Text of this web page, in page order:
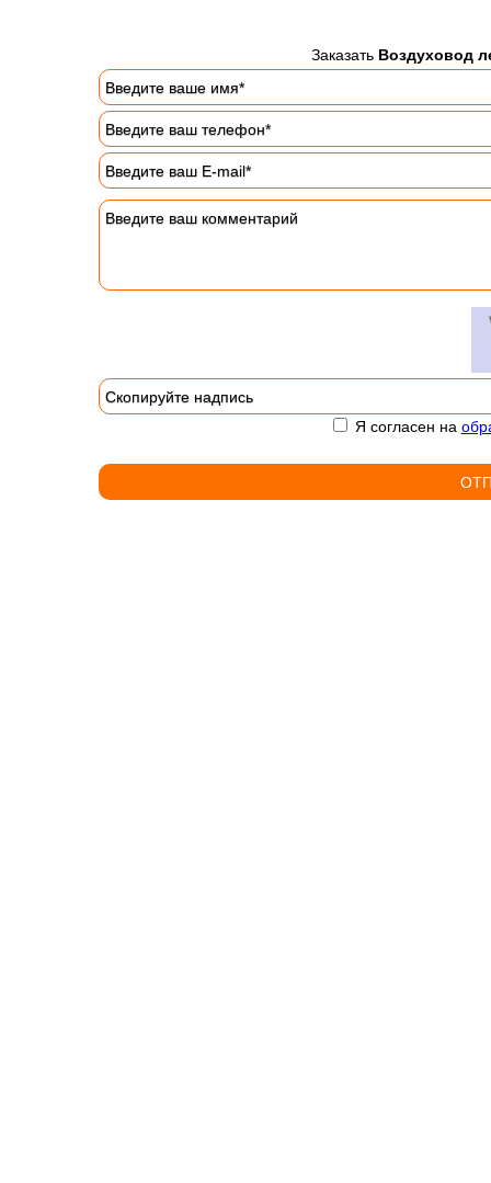
Заказать Воздуховод
Я согласен на